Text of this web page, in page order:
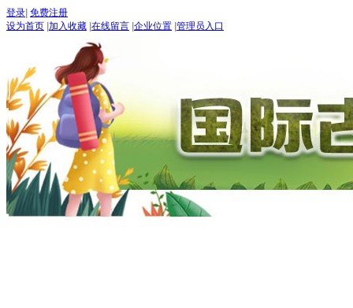
登录 免费注册
设为首页 加入收藏 在线留言 企业位置 管理员入口
五月
进